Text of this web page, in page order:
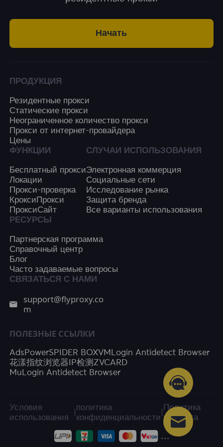
Начать
ПРОДУКЦИЯ
Резидентные прокси
Статические прокси
Неограниченное количество прокси
Прокси от интернет-провайдера
Цены
ФУНКЦИИ
Бесплатный прокси
Локации
Прокси-проверка
КроксиПрокси
ПроксиСайт
СЛУЧАИ ИСПОЛЬЗОВАНИЯ
Электронная коммерция
Социальные сети
Исследование рынка
Защита бренда
Все варианты использования
РЕСУРСЫ
Партнерская программа
Справочный центр
Блог
Часто задаваемые вопросы
СВЯЗАТЬСЯ С НАМИ
support@flyproxy.co
m
ПОЛЕЗНЫЕ ССЫЛКИ
AdsPowerSPIDER BOXVMLogin Antidetect Browser
花漾指纹浏览器 IP检测 ZVCARD
MuLogin Antidetect Browser
Условия
использования
политика
конфиденциальности
Политика
возврата